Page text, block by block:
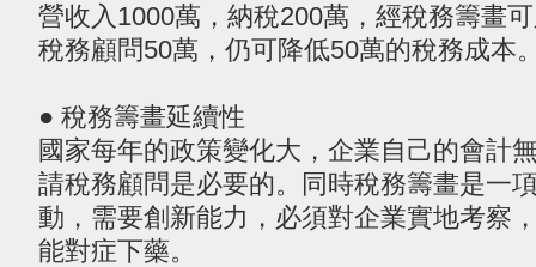
營收入1000萬，納稅200萬，經稅務籌畫
稅務顧問50萬，仍可降低50萬的稅務成本
● 稅務籌畫延續性
國家每年的政策變化大，企業自己的會計
請稅務顧問是必要的。同時稅務籌畫是一
動，需要創新能力，必須對企業實地考察
能對症下藥。